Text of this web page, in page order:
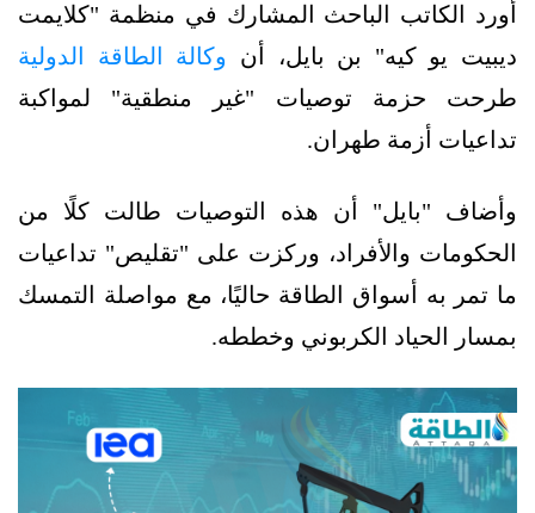
أورد الكاتب الباحث المشارك في منظمة "كلايمت
ديبيت يو كيه" بن بايل، أن وكالة الطاقة الدولية
طرحت حزمة توصيات "غير منطقية" لمواكبة
تداعيات أزمة طهران.
وأضاف "بايل" أن هذه التوصيات طالت كلًا من
الحكومات والأفراد، وركزت على "تقليص" تداعيات
ما تمر به أسواق الطاقة حاليًا، مع مواصلة التمسك
بمسار الحياد الكربوني وخططه.